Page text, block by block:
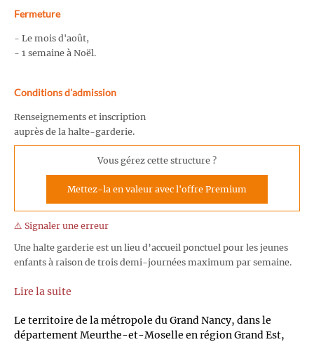
Fermeture
- Le mois d'août,
- 1 semaine à Noël.
Conditions d'admission
Renseignements et inscription
auprès de la halte-garderie.
Vous gérez cette structure ?
Mettez-la en valeur avec l'offre Premium
⚠️ Signaler une erreur
Une halte garderie est un lieu d’accueil ponctuel pour les jeunes
enfants à raison de trois demi-journées maximum par semaine.
Lire la suite
Le territoire de la métropole du Grand Nancy, dans le
département Meurthe-et-Moselle en région Grand Est,